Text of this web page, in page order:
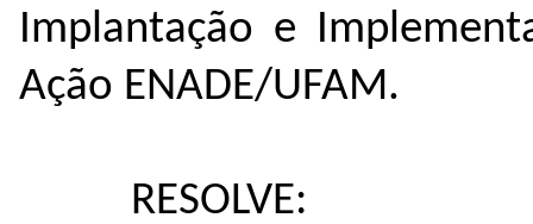
Implantação e
Ação ENADE/UFAM.
RESOLVE: